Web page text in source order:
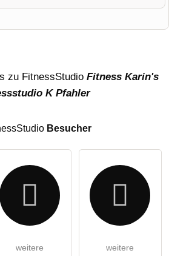
zu FitnessStudio Fitness Karin's
K Pfahler
Besucher
weitere
weitere